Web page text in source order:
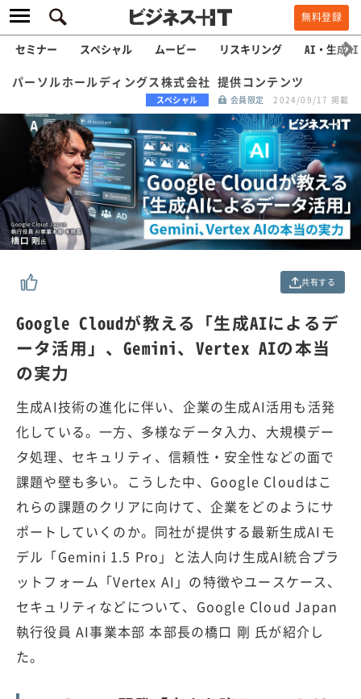
無料登録
セミナー スペシャル ムービー リスキリング AI・生成AI
パーソルホールディングス株式会社 提供コンテンツ
スペシャル 会員限定 2024/09/17 掲載
共有する
Google Cloudが教える「生成AIによるデ
ータ活用」、Gemini、Vertex AIの本当
の実力
生成AI技術の進化に伴い、企業の生成AI活用も活発
化している。一方、多様なデータ入力、大規模デー
タ処理、セキュリティ、信頼性・安全性などの面で
課題や壁も多い。こうした中、Google Cloudはこ
れらの課題のクリアに向けて、企業をどのようにサ
ポートしていくのか。同社が提供する最新生成AIモ
デル「Gemini 1.5 Pro」と法人向け生成AI統合プラ
ットフォーム「Vertex AI」の特徴やユースケース、
セキュリティなどについて、Google Cloud Japan
執行役員 AI事業本部 本部長の橋口 剛 氏が紹介し
た。